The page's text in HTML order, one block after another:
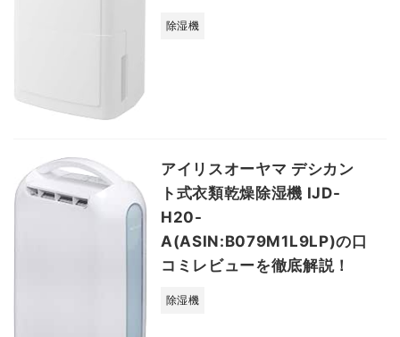
除湿機
アイリスオーヤマ デシカン
ト式衣類乾燥除湿機 IJD-
H20-
A(ASIN:B079M1L9LP)の口
コミレビューを徹底解説！
除湿機